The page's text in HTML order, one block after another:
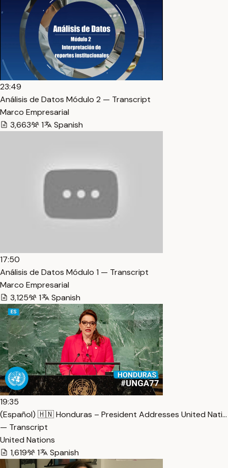
23:49
Análisis de Datos Módulo 2 — Transcript
Marco Empresarial
3,663
1 Spanish
17:50
Análisis de Datos Módulo 1 — Transcript
Marco Empresarial
3,125
1 Spanish
19:35
(Español) 🇭🇳 Honduras – President Addresses United Nati…
— Transcript
United Nations
1,619
1 Spanish